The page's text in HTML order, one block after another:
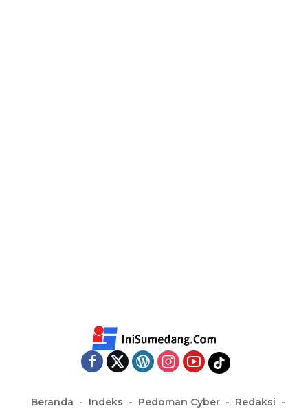
Beranda Indeks Pedoman Cyber
Redaksi